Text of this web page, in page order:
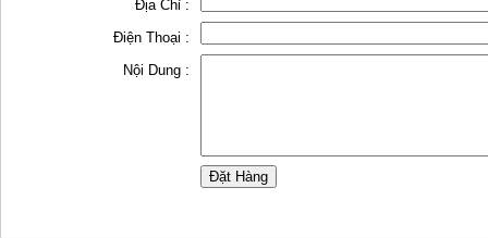
Địa Chỉ :
Điện Thoại :
Nội Dung :